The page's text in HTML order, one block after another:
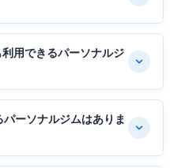
用できるパーソナルジ
ーソナルジムはありま